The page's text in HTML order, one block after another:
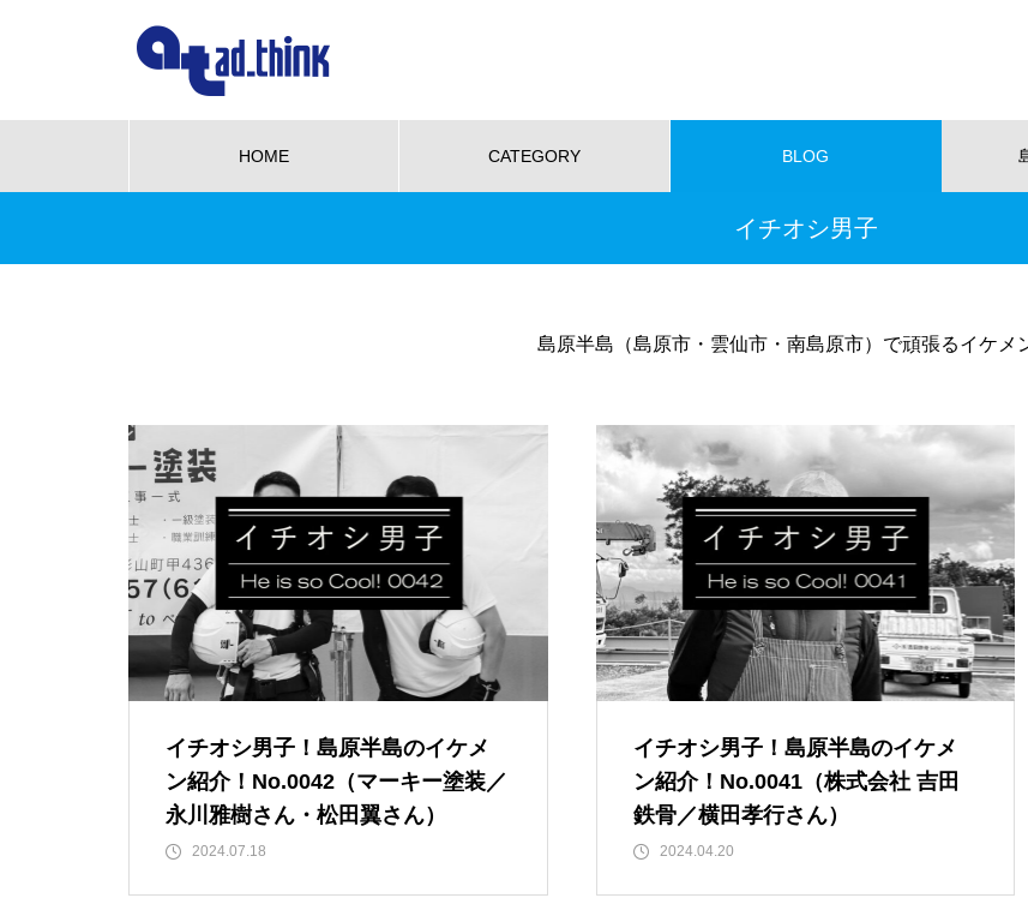
HOME CATEGORY BLOG
イベント スポット
役。「海の見える たいやきCafe
【NEW OPEN】南島原の小さな
焙煎所が届ける、理想の一杯。
「雲仙麓珈琲焙煎研究所」
【NEW OPEN】山の上のレスト
ランJaillir
う、海辺の鮨処「鮨 彦八」
【NEW OPEN】学びも仕事もは
かどる、島原の新たなワークプ
レイス「コワーキングスペース
NODE島原店」
【NEW OPEN】煙と笑いのちょ
【NEW OPEN】英語が好きにな
NEW!
小梅と楽しむ、おうちドッグラン
のある暮らし
「海の見える たいやきCafe KOM
愛隣会 ホースセラピー
おすすめページ
【島原半島】真夏の♡ひんやりス
イーツ02＠島原半島（Mi-cafe・M
arquis Cafe・温蒸素味・山の駅
ベジドリーム・ガトーフリアン・
雲仙市消防出初式に行ってみた！
2019@マリンパーク
【島原半島】絶品からあげ食べく
島原にいるスゴイ人「しマイスタ
ー」第9弾
イチオシ男子
島原半島（島原市・雲仙市・南島原市）で頑張るイケメ
イチオシ男子！島原半島のイケメ
ン紹介！No.0042（マーキー塗装／
永川雅樹さん・松田翼さん）
2024.07.18
イチオシ男子！島原半島のイケメ
ン紹介！No.0041（株式会社 吉田
鉄骨／横田孝行さん）
2024.04.20